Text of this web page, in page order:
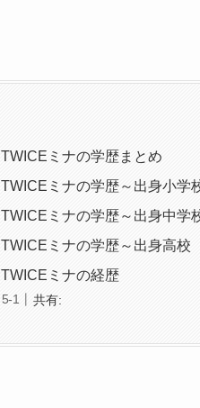
TWICEミナの学歴まとめ
TWICEミナの学歴～出身小学
TWICEミナの学歴～出身中学
TWICEミナの学歴～出身高校
TWICEミナの経歴
共有: